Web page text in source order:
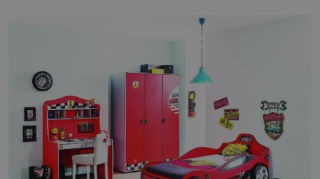
burácení skutečně ustane. Když o mnoho let později